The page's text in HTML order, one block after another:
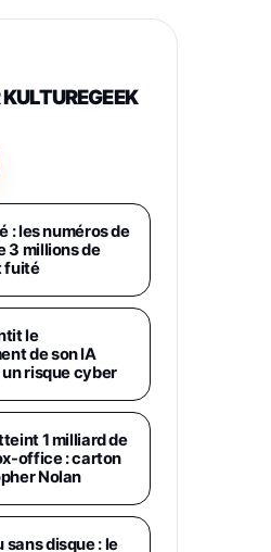
5G avec
Chargeur
25W Inclus,
Noir,
(Vendeur Tiers)
512 Go Bleu
(Vendeur Tiers)
256 Go Violet
- Casque
Audio
(Vendeur Tiers)
: les numéros de
3 millions de
fuité
le
de son IA
risque cyber
1 milliard de
office : carton
Nolan
sans disque : le